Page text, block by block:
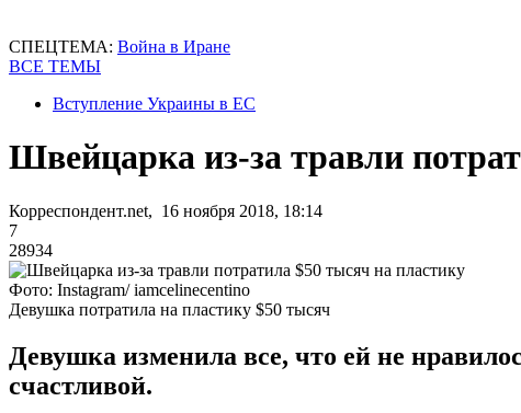
СПЕЦТЕМА: Война в Иране
ВСЕ ТЕМЫ
Вступление Украины в ЕС
Швейцарка из-за травли
Корреспондент.net, 16 ноября 2018, 18:14
7
28934
Фото: Instagram/ iamcelinecentino
Девушка потратила на пластику $50 тысяч
Девушка изменила все, что ей не
счастливой.